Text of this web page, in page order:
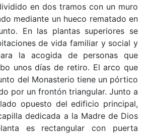
en dos tramos con un muro
mediante un hueco rematado en
En las plantas superiores se
de vida familiar y social y
la acogida de personas que
unos días de retiro. El arco que
del Monasterio tiene un pórtico
por un frontón triangular. Junto a
opuesto del edificio principal,
dedicada a la Madre de Dios
es rectangular con puerta